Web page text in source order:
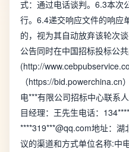
式：通过电话谈判。6.3本次
行。6.4递交响应文件的响应
的，视为其自动放弃该轮次
公告同时在中国招标投标公
(http://
（https://bid.powerchina.cn
电***有限公司招标中心联系
目经理：王先生电话：
****319***@qq.com地址：湖
议的渠道和方式单位名称:中